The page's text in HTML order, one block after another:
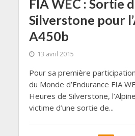
FIA WEC : Sortie
Silverstone pour
A450b
13 avril 2015
Pour sa première
du Monde d’Endurance FIA
Heures de Silverstone,
victime d’une sortie de...